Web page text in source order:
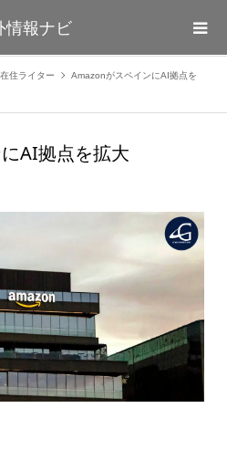
情報ナビ
住ライター
AmazonがスペインにAI拠点を
AI拠点を拡大